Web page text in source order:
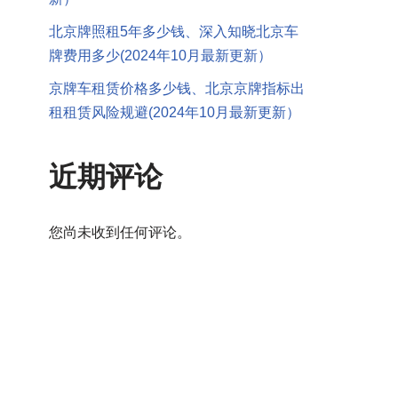
北京牌照租5年多少钱、深入知晓北京车
牌费用多少(2024年10月最新更新）
京牌车租赁价格多少钱、北京京牌指标出
租租赁风险规避(2024年10月最新更新）
近期评论
您尚未收到任何评论。